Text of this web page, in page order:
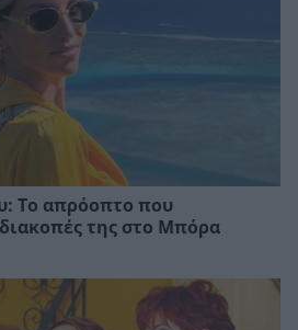
Το απρόοπτο που
της στο Μπόρα